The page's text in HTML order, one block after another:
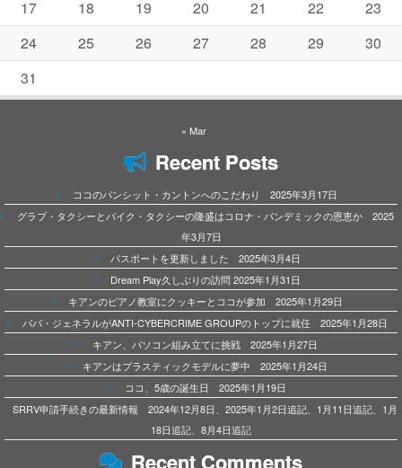
17
18 19 20 21 22
23
24
25 26 27 28 29
30
31
« Mar
Recent Posts
ココのパンシット・カントンへのこだわり 2025年3月17日
グラブ・タクシーとバイク・タクシーの隆盛はコロナ・パンデミックの恩恵か 2025
年3月7日
パスポートを更新しました 2025年3月4日
Dream Play久しぶりの訪問 2025年1月31日
キアンのピアノ教室にクッキーとココが参加 2025年1月29日
パパ・ジェネラルがANTI-CYBERCRIME GROUPのトップに就任 2025年1月28日
キアン、パソコン組み立てに挑戦 2025年1月27日
キアンはプラスティックモデルに夢中 2025年1月24日
ココ、5歳の誕生日 2025年1月19日
SRRV申請手続きの最新情報 2024年12月8日、2025年1月2日追記、1月11日追記、1月
18日追記、8月4日追記
Recent Comments